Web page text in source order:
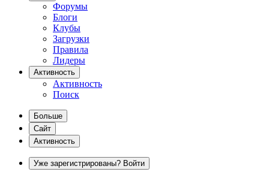
Форумы
Блоги
Клубы
Загрузки
Правила
Лидеры
Активность
Активность
Поиск
Больше
Сайт
Активность
Уже зарегистрированы? Войти